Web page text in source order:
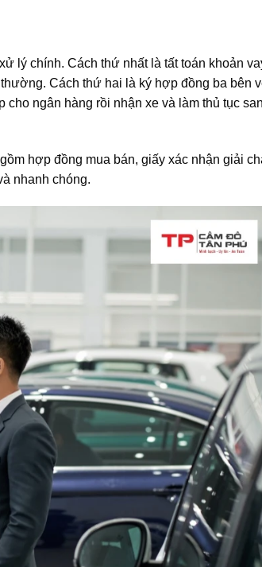
lý chính. Cách thứ nhất là tất toán khoản
Cách thứ hai là ký hợp đồng ba bên
ngân hàng rồi nhận xe và làm thủ tục
hợp đồng mua bán, giấy xác nhận giải
nhanh chóng.